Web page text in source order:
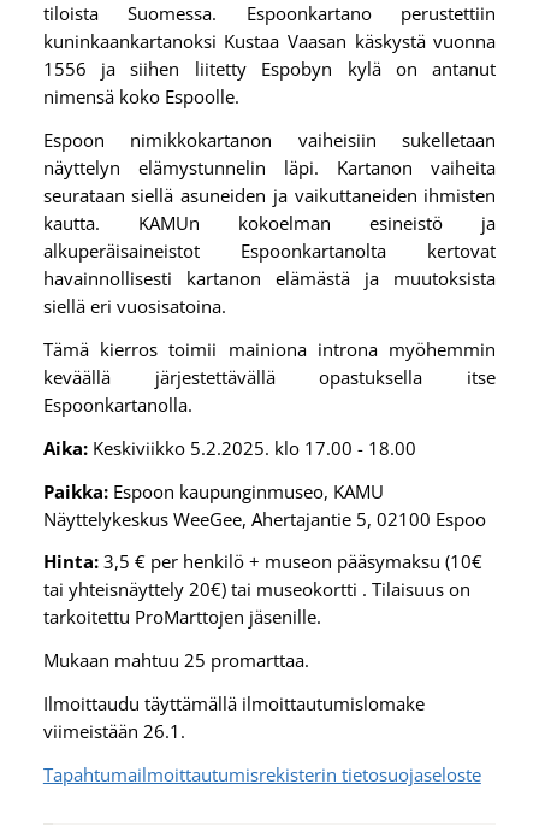
tiloista Suomessa. Espoonkartano perustettiin
kuninkaankartanoksi Kustaa Vaasan käskystä vuonna
1556 ja siihen liitetty Espobyn kylä on antanut
nimensä koko Espoolle.
Espoon nimikkokartanon vaiheisiin sukelletaan
näyttelyn elämystunnelin läpi. Kartanon vaiheita
seurataan siellä asuneiden ja vaikuttaneiden ihmisten
kautta. KAMUn kokoelman esineistö ja
alkuperäisaineistot Espoonkartanolta kertovat
havainnollisesti kartanon elämästä ja muutoksista
siellä eri vuosisatoina.
Tämä kierros toimii mainiona introna myöhemmin
keväällä järjestettävällä opastuksella itse
Espoonkartanolla.
Aika: Keskiviikko 5.2.2025. klo 17.00 - 18.00
Paikka: Espoon kaupunginmuseo, KAMU
Näyttelykeskus WeeGee, Ahertajantie 5, 02100 Espoo
Hinta: 3,5 € per henkilö + museon pääsymaksu (10€
tai yhteisnäyttely 20€) tai museokortti . Tilaisuus on
tarkoitettu ProMarttojen jäsenille.
Mukaan mahtuu 25 promarttaa.
Ilmoittaudu täyttämällä ilmoittautumislomake
viimeistään 26.1.
Tapahtumailmoittautumisrekisterin tietosuojaseloste